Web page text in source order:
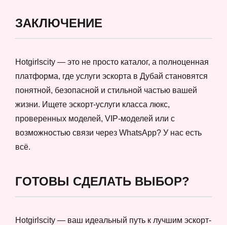
ЗАКЛЮЧЕНИЕ
Hotgirlscity — это не просто каталог, а полноценная
платформа, где услуги эскорта в Дубай становятся
понятной, безопасной и стильной частью вашей
жизни. Ищете эскорт-услуги класса люкс,
проверенных моделей, VIP-моделей или с
возможностью связи через WhatsApp? У нас есть
всё.
ГОТОВЫ СДЕЛАТЬ ВЫБОР?
Hotgirlscity — ваш идеальный путь к лучшим эскорт-